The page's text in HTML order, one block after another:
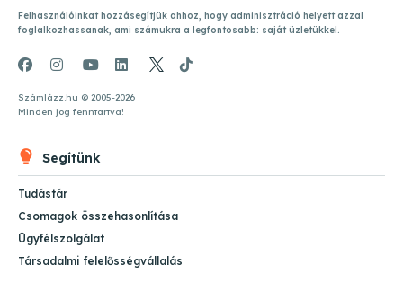
Felhasználóinkat hozzásegítjük ahhoz, hogy adminisztráció helyett azzal
foglalkozhassanak, ami számukra a legfontosabb: saját üzletükkel.
Számlázz.hu © 2005-2026
Minden jog fenntartva!
Segítünk
Tudástár
Csomagok összehasonlítása
Ügyfélszolgálat
Társadalmi felelősségvállalás